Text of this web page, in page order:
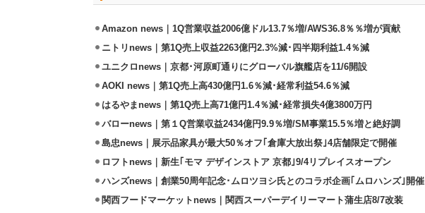
Amazon news｜1Q営業収益2006億ドル13.7％増/AWS36.8％％増が貢献
ニトリnews｜第1Q売上収益2263億円2.3%減･四半期利益1.4％減
ユニクロnews｜京都･河原町通りにグローバル旗艦店を11/6開設
AOKI news｜第1Q売上高430億円1.6％減･経常利益54.6％減
はるやまnews｜第1Q売上高71億円1.4％減･経常損失4億3800万円
バローnews｜第１Q営業収益2434億円9.9％増/SM事業15.5％増と絶好調
島忠news｜展示品家具が最大50％オフ｢倉庫大放出祭｣4店舗限定で開催
ロフトnews｜新生｢モマ デザインストア 京都｣9/4リプレイスオープン
ハンズnews｜創業50周年記念･ムロツヨシ氏とのコラボ企画｢ムロハンズ｣開催
関西フードマーケットnews｜関西スーパーデイリーマート蒲生店8/7改装